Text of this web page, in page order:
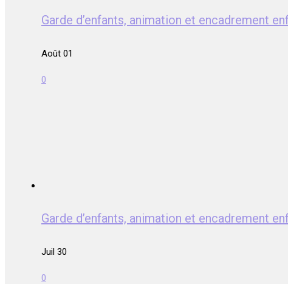
Garde d’enfants, animation et encadrement
Août 01
0
Garde d’enfants, animation et encadrement
Juil 30
0